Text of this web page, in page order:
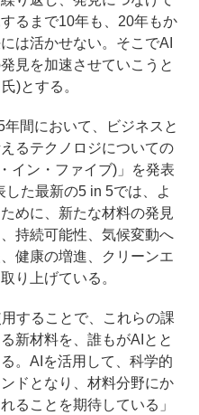
るまで10年も、20年もか
は活かせない。そこでAI
見を加速させていこうと
)とする。
間において、ビジネスと
るテクノロジについての
イン・ファイブ)」を発表
た最新の5 in 5では、よ
めに、新たな材料の発見
持続可能性、気候変動へ
健康の増進、クリーンエ
り上げている。
することで、これらの課
新材料を、誰もがAIとと
。AIを活用して、科学的
ドとなり、材料分野にか
ることを期待している」